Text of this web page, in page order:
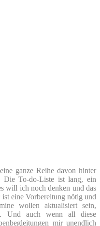
ganze Reihe davon hinter
Die To-do-Liste ist lang, ein
will ich noch denken und das
eine Vorbereitung nötig und
wollen aktualisiert sein,
Und auch wenn all diese
mir unendlich